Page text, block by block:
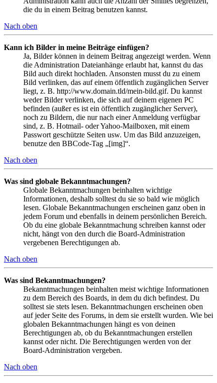
die du in einem Beitrag benutzen kannst.
Nach oben
Kann ich Bilder in meine Beiträge einfügen?
Ja, Bilder können in deinem Beitrag angezeigt werden. Wenn
die Administration Dateianhänge erlaubt hat, kannst du das
Bild auch direkt hochladen. Ansonsten musst du zu einem
Bild verlinken, das auf einem öffentlich zugänglichen Server
liegt, z. B. http://www.domain.tld/mein-bild.gif. Du kannst
weder Bilder verlinken, die sich auf deinem eigenen PC
befinden (außer es ist ein öffentlich zugänglicher Server),
noch zu Bildern, die nur nach einer Anmeldung verfügbar
sind, z. B. Hotmail- oder Yahoo-Mailboxen, mit einem
Passwort geschützte Seiten usw. Um das Bild anzuzeigen,
benutze den BBCode-Tag „[img]“.
Nach oben
Was sind globale Bekanntmachungen?
Globale Bekanntmachungen beinhalten wichtige
Informationen, deshalb solltest du sie so bald wie möglich
lesen. Globale Bekanntmachungen erscheinen ganz oben in
jedem Forum und ebenfalls in deinem persönlichen Bereich.
Ob du eine globale Bekanntmachung schreiben kannst oder
nicht, hängt von den durch die Board-Administration
vergebenen Berechtigungen ab.
Nach oben
Was sind Bekanntmachungen?
Bekanntmachungen beinhalten meist wichtige Informationen
zu dem Bereich des Boards, in dem du dich befindest. Du
solltest sie stets lesen. Bekanntmachungen erscheinen oben
auf jeder Seite des Forums, in dem sie erstellt wurden. Wie bei
globalen Bekanntmachungen hängt es von deinen
Berechtigungen ab, ob du Bekanntmachungen erstellen
kannst oder nicht. Die Berechtigungen werden von der
Board-Administration vergeben.
Nach oben